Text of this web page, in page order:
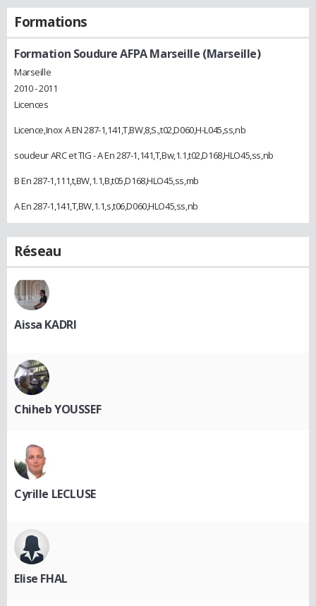
Formations
Formation Soudure AFPA Marseille (Marseille)
Marseille
2010 - 2011
Licences
Licence,Inox A EN 287-1,141,T,BW,8,S.,t02,D060,H-L045,ss,nb
soudeur ARC et TIG - A En 287-1,141,T,Bw,1.1,t02,D168,HLO45,ss,nb
B En 287-1,111,t,BW,1.1,B,t05,D168,HLO45,ss,mb
A En 287-1,141,T,BW,1.1,s,t06,D060,HLO45,ss,nb
Réseau
Aissa KADRI
Chiheb YOUSSEF
Cyrille LECLUSE
Elise FHAL